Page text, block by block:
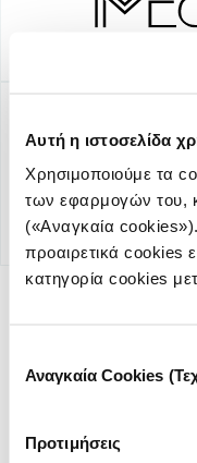
Αυτή η ιστοσελίδα
Χρησιμοποιούμε τα
των εφαρμογών του,
(«Αναγκαία
προαιρετικά cookies
κατηγορία cookies
συγκατάθεσης
Αναγκαία Cookies
Προτιμήσεις
FOUNDING DONOR